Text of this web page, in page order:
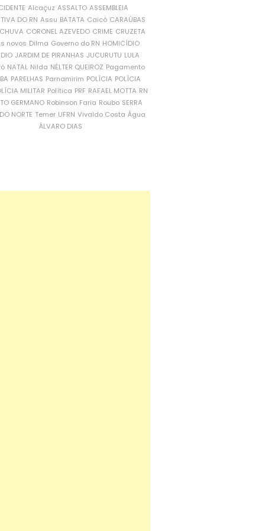
Alcaçuz ASSALTO ASSEMBLEIA
DO RN Assu BATATA Caicó CARAÚBAS
CORONEL AZEVEDO CRIME CRUZETA
novos Dilma Governo do RN HOMICÍDIO
JARDIM DE PIRANHAS JUCURUTU LULA
NATAL Nilda NÉLTER QUEIROZ Pagamento
PARELHAS Parnamirim POLÍCIA POLÍCIA
MILITAR Política PRF RAFAEL MOTTA RN
GERMANO Robinson Faria Roubo SERRA
NORTE Temer UFRN Vivaldo Costa Água
ÁLVARO DIAS